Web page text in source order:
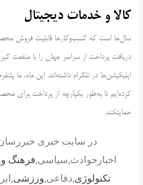
کالا و خدمات دیجیتال
سال‌ها است که کسب‌وکارها قابلیت فروش
دریافت پرداخت از سراسر جهان را با منفعت
اپلیکیشن‌ها در تلگرام داشته‌اند. این ماه، ما
کرده‌ایم تا به‌طور یکپارچه از پرداخت برای
حمایتکند.
در سایت خبری
اخبارحوادث,سیاسی,فرهنگ
تکنولوژی,دفاعی,ورزشی